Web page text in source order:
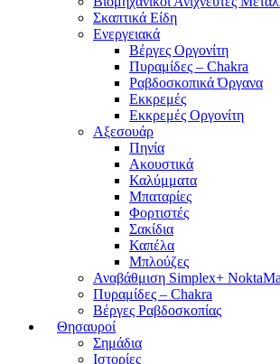
Σκαπτικά Είδη
Ενεργειακά
Βέργες Οργονίτη
Πυραμίδες – Chakra
Ραβδοσκοπικά Όργανα
Εκκρεμές
Εκκρεμές Οργονίτη
Αξεσουάρ
Πηνία
Ακουστικά
Καλύμματα
Μπαταρίες
Φορτιστές
Σακίδια
Καπέλα
Μπλούζες
Αναβάθμιση Simplex+
Πυραμίδες – Chakra
Βέργες Ραβδοσκοπίας
Θησαυροί
Σημάδια
Ιστορίες